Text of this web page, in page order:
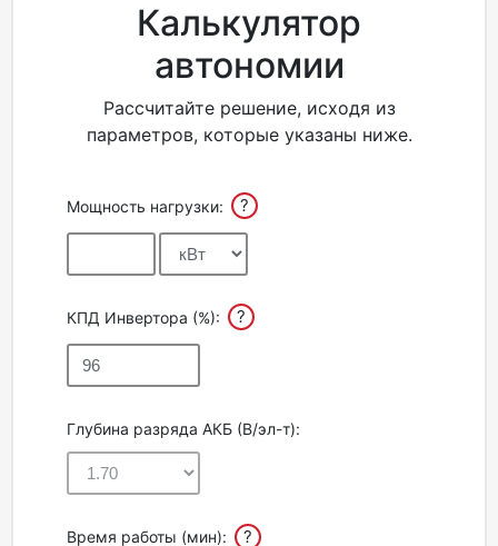
Партнерам
Контакты
Калькулятор
автономии
Рассчитайте решение, исходя из
параметров, которые указаны ниже.
Мощность нагрузки: ?
КПД Инвертора (%): ?
Глубина разряда АКБ (В/эл-т):
Время работы (мин): ?